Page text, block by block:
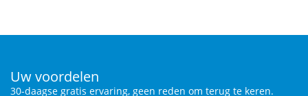
Uw voordelen
30-daagse gratis ervaring, geen reden om terug te keren.